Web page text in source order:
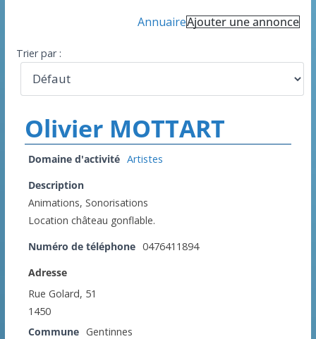
AnnuaireAjouter une annonce
Trier par :
Olivier MOTTART
Domaine d'activité Artistes
Description
Animations, Sonorisations
Location château gonflable.
Numéro de téléphone 0476411894
Adresse
Rue Golard, 51
1450
Commune Gentinnes